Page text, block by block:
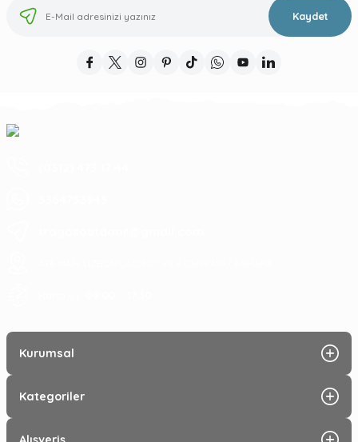
Kaydet
Kurumsal
Kategoriler